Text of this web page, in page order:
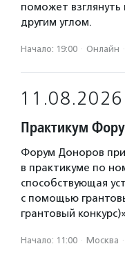
поможет
другим углом.
Начало: 19:00 · Онлайн ·
11.08.2026
Практикум
Форум Доноров
в практикуме по
способствующая
с помощью
грантовый
Начало: 11:00 · Москва ·